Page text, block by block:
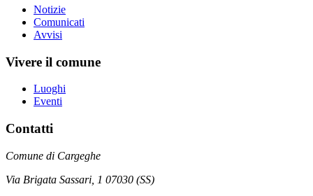
Notizie
Comunicati
Avvisi
Vivere il comune
Luoghi
Eventi
Contatti
Comune di Cargeghe
Via Brigata Sassari, 1 07030 (SS)